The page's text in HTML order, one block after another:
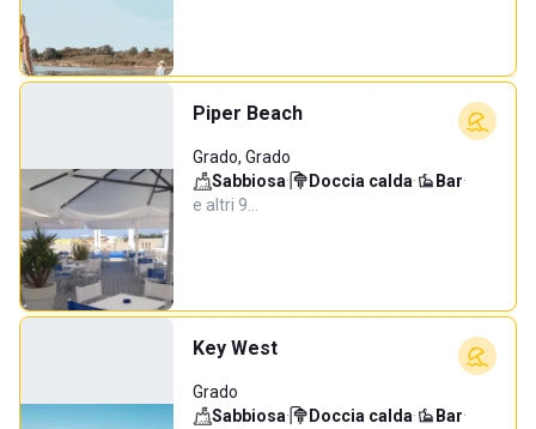
Piper Beach
Grado, Grado
Sabbiosa· Doccia calda· Bar·
e altri 9…
Key West
Grado
Sabbiosa· Doccia calda· Bar·